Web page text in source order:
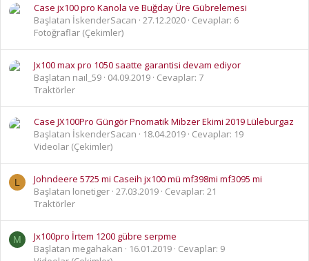
Case jx100 pro Kanola ve Buğday Üre Gübrelemesi
Başlatan İskenderSacan 27.12.2020 Cevaplar: 6
Fotoğraflar (Çekimler)
Jx100 max pro 1050 saatte garantisi devam ediyor
Başlatan naıl_59 04.09.2019 Cevaplar: 7
Traktörler
Case JX100Pro Güngör Pnomatik Mibzer Ekimi 2019 Lüleburgaz
Başlatan İskenderSacan
18.04.2019 Cevaplar: 19
Videolar (Çekimler)
L
Johndeere 5725 mi Caseih jx100 mü mf398mi mf3095 mi
Başlatan lonetiger 27.03.2019 Cevaplar: 21
Traktörler
M
Jx100pro İrtem 1200 gübre serpme
Başlatan megahakan
16.01.2019 Cevaplar: 9